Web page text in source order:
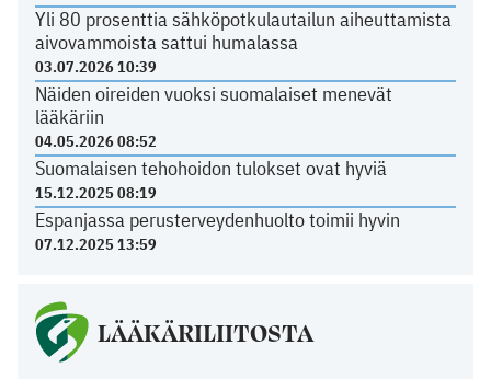
Yli 80 prosenttia sähköpotkulautailun aiheuttamista
aivovammoista sattui humalassa
03.07.2026 10:39
Näiden oireiden vuoksi suomalaiset menevät
lääkäriin
04.05.2026 08:52
Suomalaisen tehohoidon tulokset ovat hyviä
15.12.2025 08:19
Espanjassa perusterveydenhuolto toimii hyvin
07.12.2025 13:59
LÄÄKÄRILIITOSTA